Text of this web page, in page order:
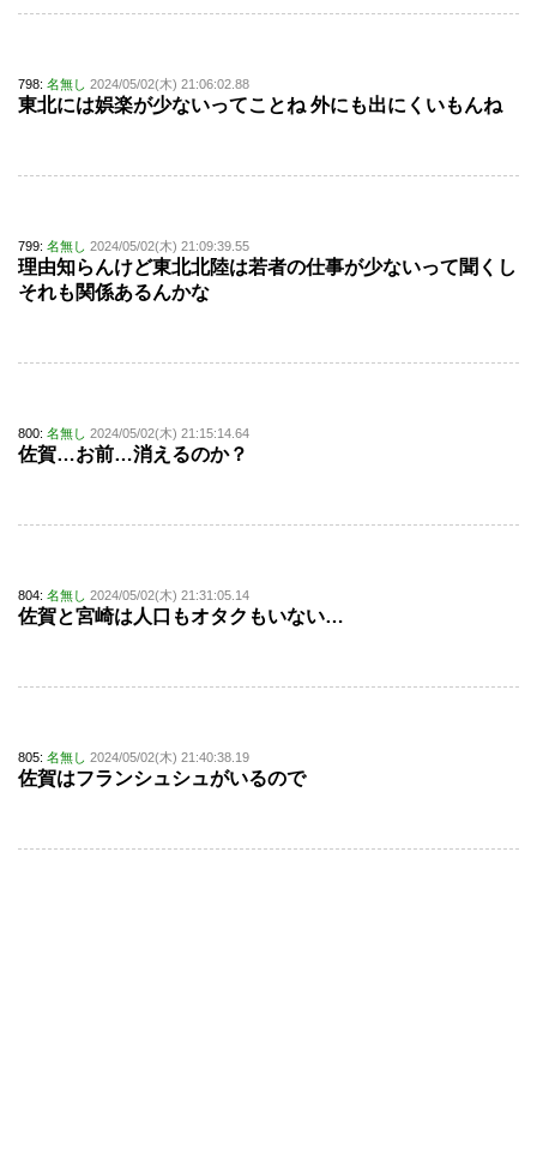
798: 名無し 2024/05/02(木) 21:06:02.88
東北には娯楽が少ないってことね 外にも出にくいもんね
799: 名無し 2024/05/02(木) 21:09:39.55
理由知らんけど東北北陸は若者の仕事が少ないって聞くし
それも関係あるんかな
800: 名無し 2024/05/02(木) 21:15:14.64
佐賀…お前…消えるのか？
804: 名無し 2024/05/02(木) 21:31:05.14
佐賀と宮崎は人口もオタクもいない…
805: 名無し 2024/05/02(木) 21:40:38.19
佐賀はフランシュシュがいるので